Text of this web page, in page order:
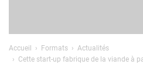
Accueil Formats
Actualités
Cette start-up fabrique de la viande à